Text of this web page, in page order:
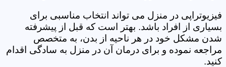
فیزیوتراپی در منزل می تواند انتخاب مناسبی برای
بسیاری از افراد باشد. بهتر است که قبل از پیشرفته
شدن مشکل خود در هر ناحیه از بدن، به متخصص
مراجعه نموده و برای درمان آن در منزل به سادگی اقدام
کنید.